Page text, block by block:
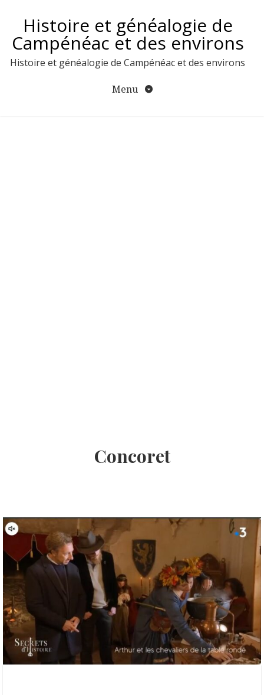
contenuHistoire et généalogie de
Campénéac et des environs
Histoire et généalogie de Campénéac et des environs
Menu
Concoret